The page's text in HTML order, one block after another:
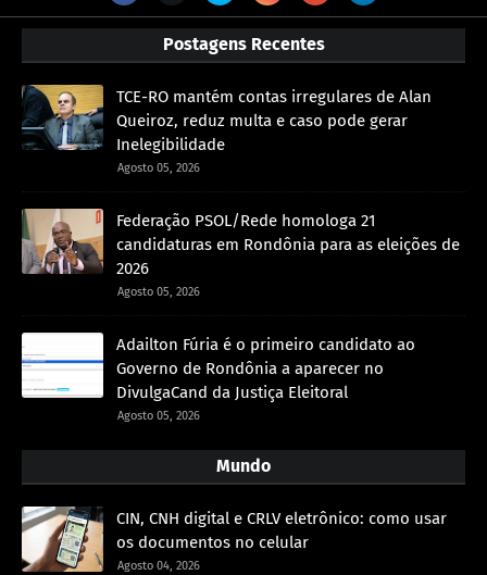
Postagens Recentes
TCE-RO mantém contas irregulares de Alan
Queiroz, reduz multa e caso pode gerar
Inelegibilidade
Agosto 05, 2026
Federação PSOL/Rede homologa 21
candidaturas em Rondônia para as eleições de
2026
Agosto 05, 2026
Adailton Fúria é o primeiro candidato ao
Governo de Rondônia a aparecer no
DivulgaCand da Justiça Eleitoral
Agosto 05, 2026
Mundo
CIN, CNH digital e CRLV eletrônico: como usar
os documentos no celular
Agosto 04, 2026